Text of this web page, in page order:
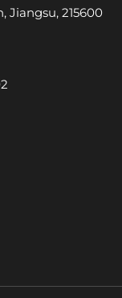
Jiangsu, 215600